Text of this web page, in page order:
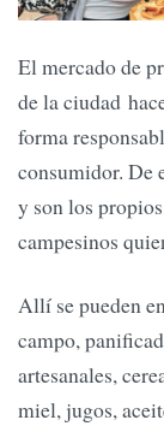
El mercado de
de la ciudad
forma
consumidor. De
y son los
campesinos
Allí se pueden
campo,
artesanales,
miel, jugos,